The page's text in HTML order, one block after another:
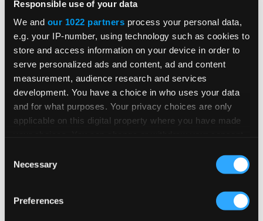
Responsible use of your data
We and our 1022 partners process your personal data,
e.g. your IP-number, using technology such as cookies to
store and access information on your device in order to
serve personalized ads and content, ad and content
measurement, audience research and services
development. You have a choice in who uses your data
and for what purposes. Your privacy choices are only
applicable on this digital property where you have made
the Privacy trigger icon.
Collect information about your geographical
Selection
Necessary
Preferences
Einhaltung indirekter Steuern ist eine
regulatorische Verpflichtung, die durch die hohe
Anzahl von Bundes-, Landes- und
Kommunalbehörden erschwert wird, die
insbesondere in den USA immer häufiger
Änderungen der Steuersätze und -vorschriften
beschließen. Wenn Investitionen in die
Automatisierung der indirekten Steuern als
einbezogen werden, kann dies den Business Case
in einer Weise stärken, die auf die Prioritäten der
Finanzvorstände in diesem Jahr ausgerichtet ist.